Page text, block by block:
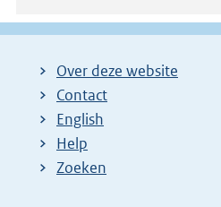
Over deze website
Contact
English
Help
Zoeken